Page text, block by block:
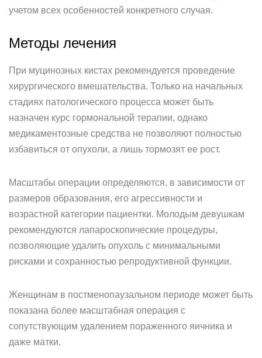
учетом всех особенностей конкретного случая.
Методы лечения
При муцинозных кистах рекомендуется проведение
хирургического вмешательства. Только на начальных
стадиях патологического процесса может быть
назначен курс гормональной терапии, однако
медикаментозные средства не позволяют полностью
избавиться от опухоли, а лишь тормозят ее рост.
Масштабы операции определяются, в зависимости от
размеров образования, его агрессивности и
возрастной категории пациентки. Молодым девушкам
рекомендуются лапароскопические процедуры,
позволяющие удалить опухоль с минимальными
рисками и сохранностью репродуктивной функции.
Женщинам в постменопаузальном периоде может быть
показана более масштабная операция с
сопутствующим удалением пораженного яичника и
даже матки.